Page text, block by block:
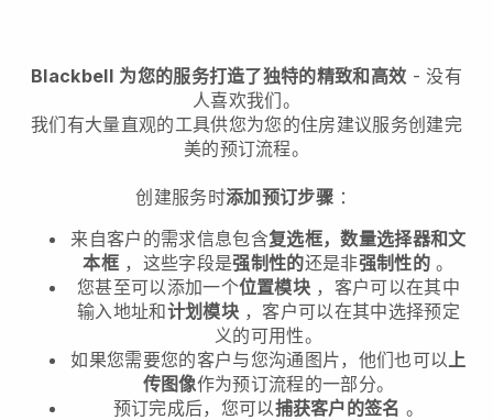
Blackbell 为您的服务打造了独特的精致和高效 - 没有
人喜欢我们。
我们有大量直观的工具供您为您的住房建议服务创建完
美的预订流程。
创建服务时添加预订步骤：
来自客户的需求信息包含复选框，数量选择器和文
本框 ，这些字段是强制性的还是非强制性的。
您甚至可以添加一个位置模块 ，客户可以在其中
输入地址和计划模块，客户可以在其中选择预定
义的可用性。
如果您需要您的客户与您沟通图片，他们也可以 上
传图像作为预订流程的一部分。
预订完成后，您可以捕获客户的签名 。